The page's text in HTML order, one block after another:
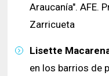
Araucanía". AFE.
Zarricueta
Lisette
en los barrios de